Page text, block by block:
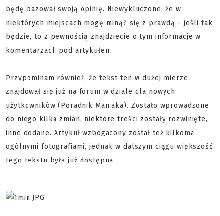
będę bazował swoją opinię. Niewykluczone, że w
niektórych miejscach mogę minąć się z prawdą - jeśli tak
będzie, to z pewnością znajdziecie o tym informacje w
komentarzach pod artykułem.
Przypominam również, że tekst ten w dużej mierze
znajdował się już na forum w dziale dla nowych
użytkowników (Poradnik Maniaka). Zostało wprowadzone
do niego kilka zmian, niektóre treści zostały rozwinięte,
inne dodane. Artykuł wzbogacony został też kilkoma
ogólnymi fotografiami, jednak w dalszym ciągu większość
tego tekstu była już dostępna.